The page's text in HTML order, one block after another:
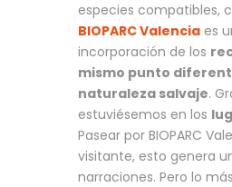
especies compatibles,
BIOPARC Valencia es
incorporación de los
mismo punto
naturaleza salvaje.
estuviésemos en los
Pasear por BIOPARC
visitante, esto genera
narraciones. Pero lo